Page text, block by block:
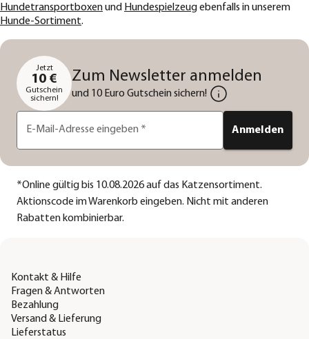
Hundetransportboxenund Hundespielzeugebenfalls in unserem
Hunde-Sortiment.
Jetzt
10 €
Gutschein
sichern!
Zum Newsletter anmelden
und 10 Euro Gutschein sichern!
E-Mail-Adresse eingeben * Anmelden
*Online gültig bis 10.08.2026 auf das Katzensortiment.
Aktionscode im Warenkorb eingeben. Nicht mit anderen
Rabatten kombinierbar.
Kontakt & Hilfe
Fragen & Antworten
Bezahlung
Versand & Lieferung
Lieferstatus